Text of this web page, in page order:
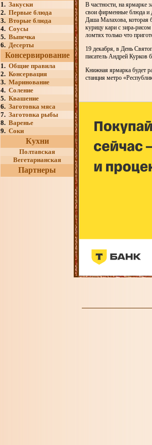
1. Закуски
2. Первые блюда
3. Вторые блюда
4. Соусы
5. Выпечка
6. Десерты
Консервирование
1. Общие правила
2. Консервация
3. Маринование
4. Соление
5. Квашение
6. Заготовка мяса
7. Заготовка рыбы
8. Варенье
9. Соки
Кухни
Полтавская
Вегетарианская
Партнеры
В частности, на ярмарке
свои фирменные блюда и
Даша Малахова, которая
курицу кари с зира-
ломтях только что
19 декабря, в День
писатель Андрей Курков
Книжная ярмарка будет
станция метро